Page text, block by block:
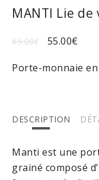
MANTI Lie
65.00€ 55.00€
Porte-monnaie
DESCRIPTION
Manti est une
grainé composé